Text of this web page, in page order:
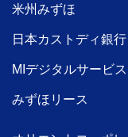
米州みずほ
日本カストディ銀行
MIデジタルサービス
みずほリース